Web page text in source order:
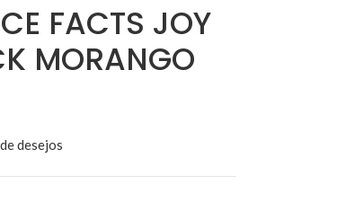
FACTS JOY
MORANGO
desejos